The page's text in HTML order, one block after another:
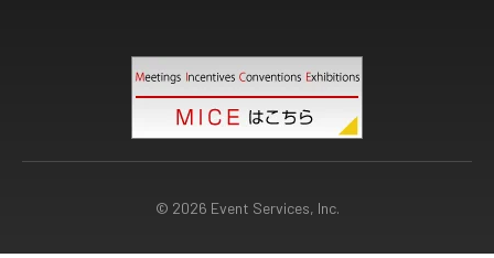
© 2026 Event Services, Inc.